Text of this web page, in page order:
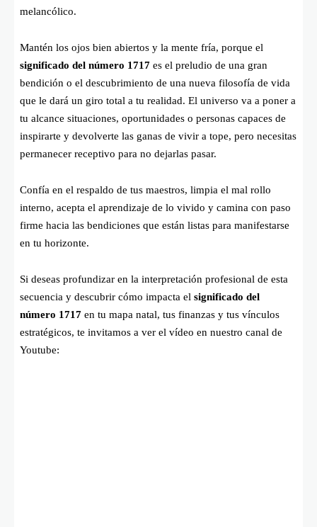
melancólico.
Mantén los ojos bien abiertos y la mente fría, porque el
significado del número 1717 es el preludio de una gran
bendición o el descubrimiento de una nueva filosofía de vida
que le dará un giro total a tu realidad. El universo va a poner a
tu alcance situaciones, oportunidades o personas capaces de
inspirarte y devolverte las ganas de vivir a tope, pero necesitas
permanecer receptivo para no dejarlas pasar.
Confía en el respaldo de tus maestros, limpia el mal rollo
interno, acepta el aprendizaje de lo vivido y camina con paso
firme hacia las bendiciones que están listas para manifestarse
en tu horizonte.
Si deseas profundizar en la interpretación profesional de esta
secuencia y descubrir cómo impacta el significado del
número 1717 en tu mapa natal, tus finanzas y tus vínculos
estratégicos, te invitamos a ver el vídeo en nuestro canal de
Youtube: